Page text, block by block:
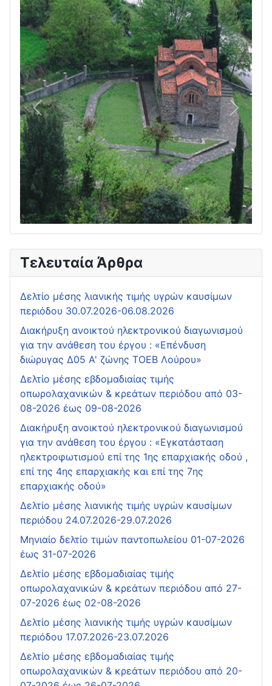
Πίσω
Τελευταία Άρθρα
Δελτίο μέσης λιανικής τιμής υγρών καυσίμων
περιόδου 30.07.2026-06.08.2026
Διακήρυξη ανοικτού ηλεκτρονικού διαγωνισμού
για την ανάθεση του έργου : «Επένδυση
διώρυγας Δ05 Α' ζώνης ΤΟΕΒ Λούρου»
Δελτίο μέσης εβδομαδιαίας τιμής
οπωρολαχανικών & κρεάτων περιόδου από 03-
08-2026 έως 09-08-2026
Διακήρυξη ανοικτού ηλεκτρονικού διαγωνισμού
για την ανάθεση του έργου : «Εγκατάσταση
ηλεκτροφωτισμού επί της 1ης επαρχιακής οδού ,
επί της 4ης επαρχιακής και επί της 7ης
επαρχιακής οδού»
Δελτίο μέσης λιανικής τιμής υγρών καυσίμων
περιόδου 24.07.2026-29.07.2026
Μηνιαίο δελτίο τιμών παντοπωλείου 01-07-2026
έως 31-07-2026
Δελτίο μέσης εβδομαδιαίας τιμής
οπωρολαχανικών & κρεάτων περιόδου από 27-
07-2026 έως 02-08-2026
Δελτίο μέσης λιανικής τιμής υγρών καυσίμων
περιόδου 17.07.2026-23.07.2026
Δελτίο μέσης εβδομαδιαίας τιμής
οπωρολαχανικών & κρεάτων περιόδου από 20-